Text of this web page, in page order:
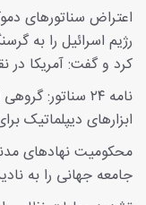
اعتراض سناتورهای
رژیم اسرائیل را به
کرد و گفت: آمریکا
نامه ۲۴ سناتور:
ابزارهای دیپلماتیک
جامعه جهانی را به